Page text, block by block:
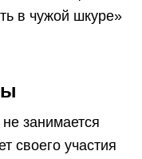
в чужой шкуре»
занимается
своего участия